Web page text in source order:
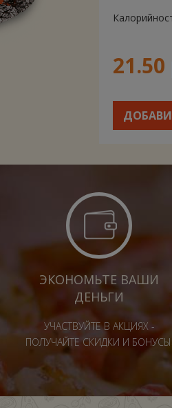
21.50
ЭКОНОМЬТЕ ВАШИ
ДЕНЬГИ
УЧАСТВУЙТЕ В АКЦИЯХ -
ПОЛУЧАЙТЕ СКИДКИ И БОНУСЫ!